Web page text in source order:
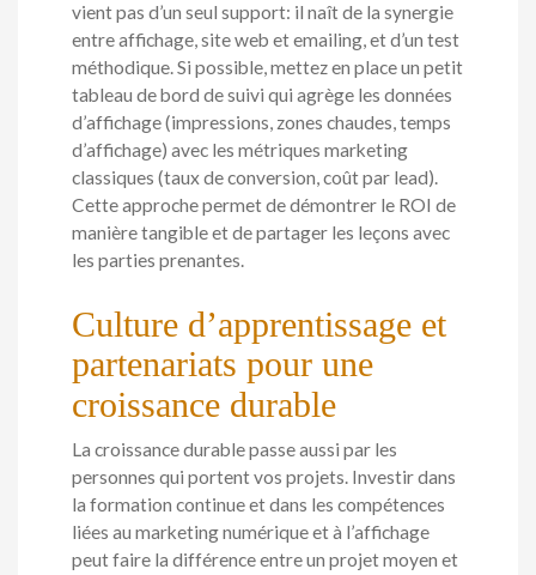
vient pas d’un seul support: il naît de la synergie
entre affichage, site web et emailing, et d’un test
méthodique. Si possible, mettez en place un petit
tableau de bord de suivi qui agrège les données
d’affichage (impressions, zones chaudes, temps
d’affichage) avec les métriques marketing
classiques (taux de conversion, coût par lead).
Cette approche permet de démontrer le ROI de
manière tangible et de partager les leçons avec
les parties prenantes.
Culture d’apprentissage et
partenariats pour une
croissance durable
La croissance durable passe aussi par les
personnes qui portent vos projets. Investir dans
la formation continue et dans les compétences
liées au marketing numérique et à l’affichage
peut faire la différence entre un projet moyen et